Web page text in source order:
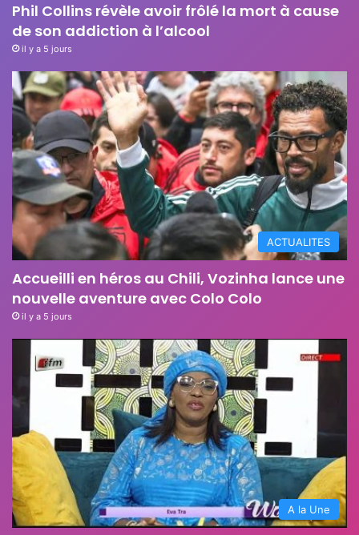
Phil Collins révèle avoir frôlé la mort à cause
de son addiction à l’alcool
il y a 5 jours
ACTUALITES
Accueilli en héros au Chili, Vozinha lance une
nouvelle aventure avec Colo Colo
il y a 5 jours
A la Une